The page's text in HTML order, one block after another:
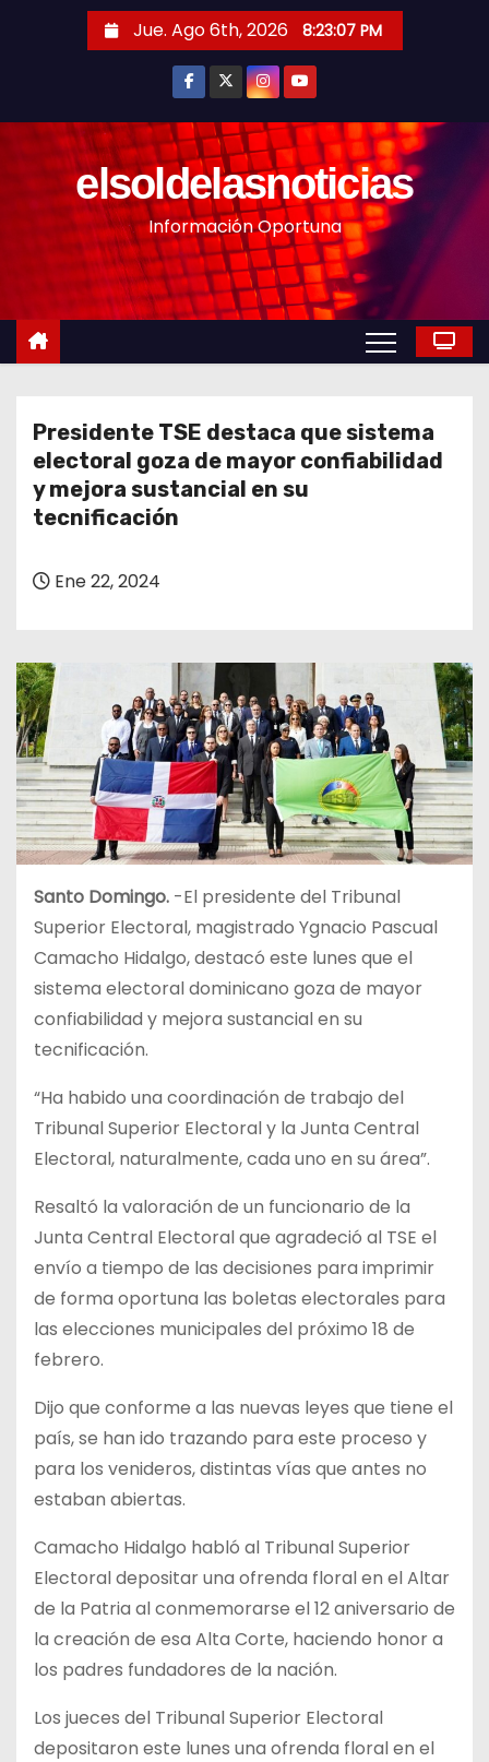
n
Jue. Ago 6th, 2026 8:23:09 PM
elsoldelasnoticias
Información Oportuna
Presidente TSE destaca que sistema
electoral goza de mayor confiabilidad
y mejora sustancial en su
tecnificación
Ene 22, 2024
Santo Domingo. -El presidente del Tribunal
Superior Electoral, magistrado Ygnacio Pascual
Camacho Hidalgo, destacó este lunes que el
sistema electoral dominicano goza de mayor
confiabilidad y mejora sustancial en su
tecnificación.
“Ha habido una coordinación de trabajo del
Tribunal Superior Electoral y la Junta Central
Electoral, naturalmente, cada uno en su área”.
Resaltó la valoración de un funcionario de la
Junta Central Electoral que agradeció al TSE el
envío a tiempo de las decisiones para imprimir
de forma oportuna las boletas electorales para
las elecciones municipales del próximo 18 de
febrero.
Dijo que conforme a las nuevas leyes que tiene el
país, se han ido trazando para este proceso y
para los venideros, distintas vías que antes no
estaban abiertas.
Camacho Hidalgo habló al Tribunal Superior
Electoral depositar una ofrenda floral en el Altar
de la Patria al conmemorarse el 12 aniversario de
la creación de esa Alta Corte, haciendo honor a
los padres fundadores de la nación.
Los jueces del Tribunal Superior Electoral
depositaron este lunes una ofrenda floral en el